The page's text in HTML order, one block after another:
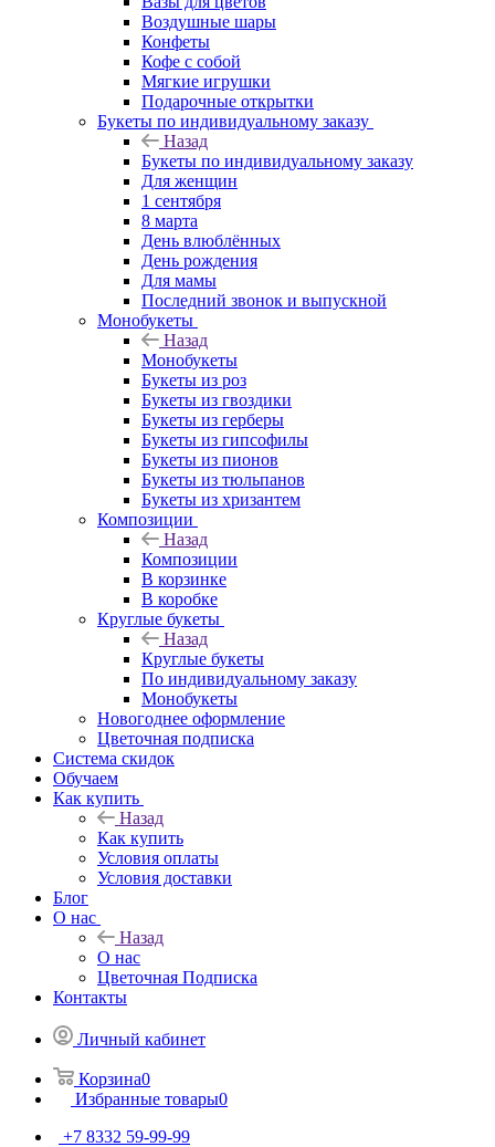
Воздушные шары
Конфеты
Кофе с собой
Мягкие игрушки
Подарочные открытки
Букеты по индивидуальному заказу
Назад
Букеты по индивидуальному заказу
Для женщин
1 сентября
8 марта
День влюблённых
День рождения
Для мамы
Последний звонок и выпускной
Монобукеты
Назад
Монобукеты
Букеты из роз
Букеты из гвоздики
Букеты из герберы
Букеты из гипсофилы
Букеты из пионов
Букеты из тюльпанов
Букеты из хризантем
Композиции
Назад
Композиции
В корзинке
В коробке
Круглые букеты
Назад
Круглые букеты
По индивидуальному заказу
Монобукеты
Новогоднее оформление
Цветочная подписка
Система скидок
Обучаем
Как купить
Назад
Как купить
Условия оплаты
Условия доставки
Блог
О нас
Назад
О нас
Цветочная Подписка
Контакты
Личный кабинет
Корзина0
Избранные товары0
+7 8332 59-99-99